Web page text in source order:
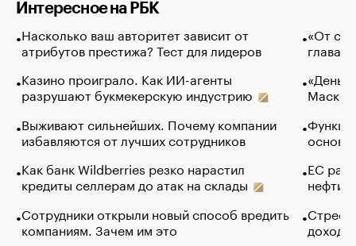
Интересное на РБК
Насколько ваш авторитет зависит от
атрибутов престижа? Тест для лидеров
Казино проиграло. Как ИИ-агенты
разрушают букмекерскую индустрию
Выживают сильнейших. Почему компании
избавляются от лучших сотрудников
Как банк Wildberries резко нарастил
кредиты селлерам до атак на склады
Сотрудники открыли новый способ вредить
компаниям. Зачем им это
«От
глава
Маск в
основ
ЕС
нефти